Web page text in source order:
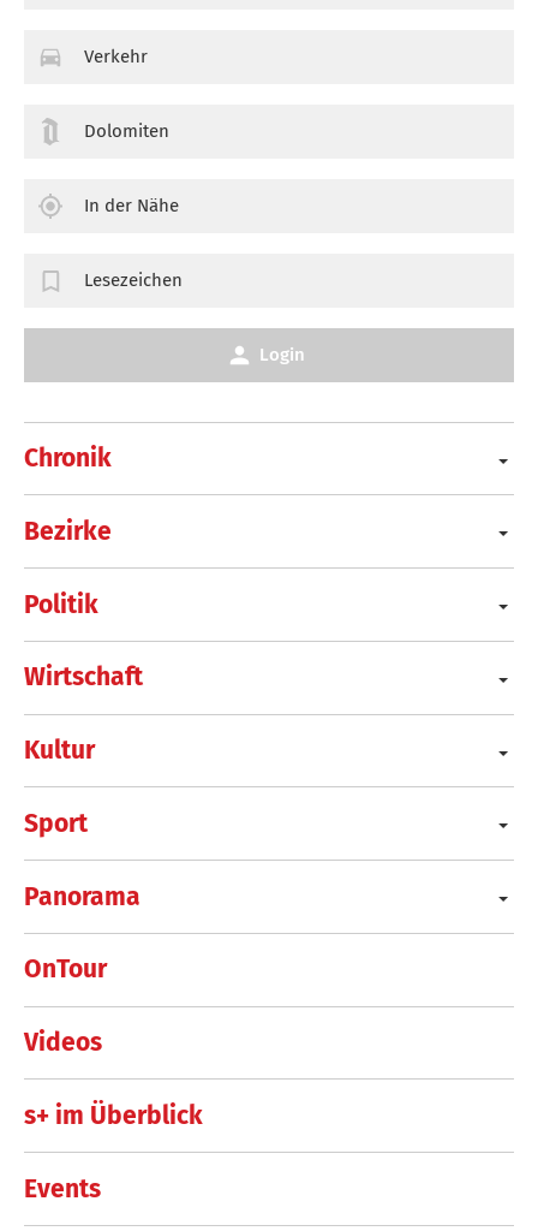
Chronik
Bezirke
Politik
Wirtschaft
Kultur
Sport
Panorama
OnTour
Videos
s+ im Überblick
Events
Verkehr
Dolomiten
In der Nähe
Lesezeichen
Login